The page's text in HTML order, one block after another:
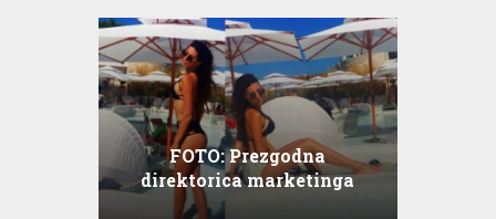
FOTO: Prezgodna
direktorica marketinga
Antea Kodžoman